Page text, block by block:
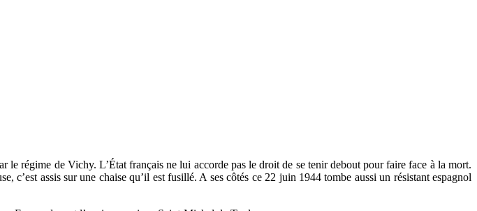
régime de Vichy. L’État français ne lui accorde pas le droit de se tenir debout pour faire face à la mort.
c’est assis sur une chaise qu’il est fusillé. A ses côtés ce 22 juin 1944 tombe aussi un résistant espagnol